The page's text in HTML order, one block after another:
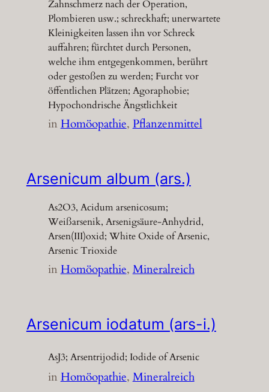
Zahnschmerz nach der Operation,
Plombieren usw.; schreckhaft; unerwartete
Kleinigkeiten lassen ihn vor Schreck
auffahren; fürchtet durch Personen,
welche ihm entgegenkommen, berührt
oder gestoßen zu werden; Furcht vor
öffentlichen Plätzen; Agoraphobie;
Hypochondrische Ängstlichkeit
inHomöopathie, Pflanzenmittel
Arsenicum album (ars.)
As2O3, Acidum arsenicosum;
Weißarsenik, Arsenigsäure-Anhydrid,
Arsen(III)oxid; White Oxide of Arsenic,
Arsenic Trioxide
inHomöopathie, Mineralreich
Arsenicum iodatum (ars-i.)
AsJ3; Arsentrijodid; Iodide of Arsenic
inHomöopathie, Mineralreich